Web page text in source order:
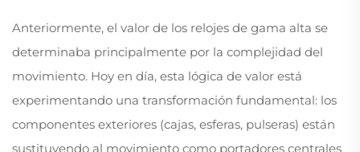
Anteriormente, el valor de los relojes de gama alta se
determinaba principalmente por la complejidad del
movimiento. Hoy en día, esta lógica de valor está
experimentando una transformación fundamental: los
componentes exteriores (cajas, esferas, pulseras) están
sustituyendo al movimiento como portadores centrales